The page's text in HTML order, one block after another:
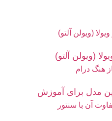
(ویولن آلتو)
مدل برای آموزش